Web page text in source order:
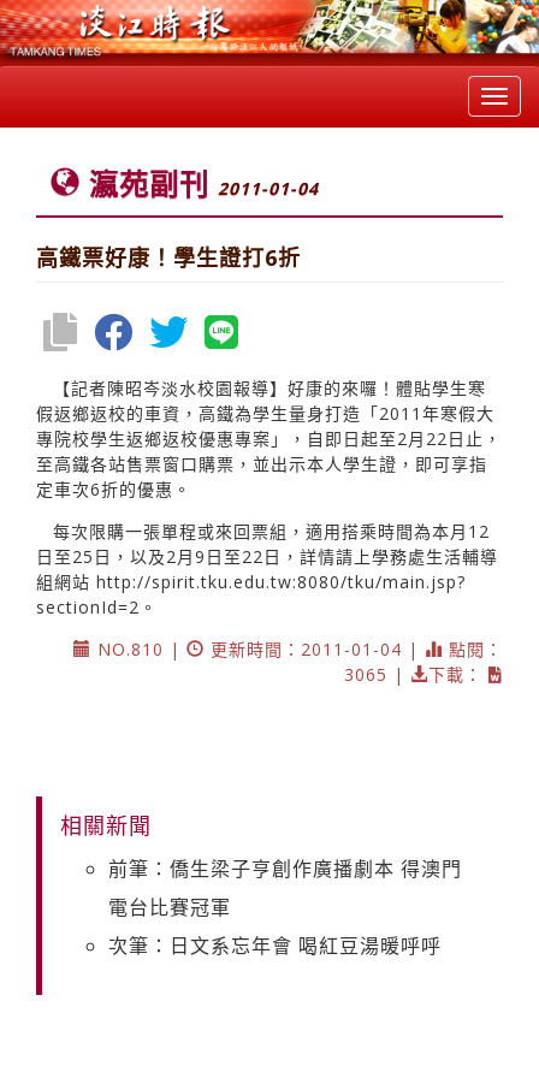
瀛苑副刊 2011-01-04
高鐵票好康！學生證打6折
【記者陳昭岑淡水校園報導】好康的來囉！體貼學生寒
假返鄉返校的車資，高鐵為學生量身打造「2011年寒假大
專院校學生返鄉返校優惠專案」，自即日起至2月22日止，
至高鐵各站售票窗口購票，並出示本人學生證，即可享指
定車次6折的優惠。
每次限購一張單程或來回票組，適用搭乘時間為本月12
日至25日，以及2月9日至22日，詳情請上學務處生活輔導
組網站 http://spirit.tku.edu.tw:8080/tku/main.jsp?
sectionId=2。
NO.810 |
更新時間：2011-01-04 |
點閱：
3065 |
下載：
相關新聞
前筆：僑生梁子亨創作廣播劇本 得澳門
電台比賽冠軍
次筆：日文系忘年會 喝紅豆湯暖呼呼